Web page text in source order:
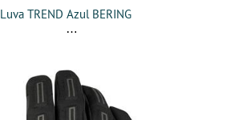
Luva TREND Azul BERING